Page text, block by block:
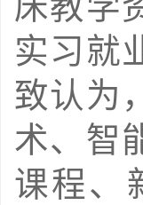
实习就
致认为
术、智
课程、